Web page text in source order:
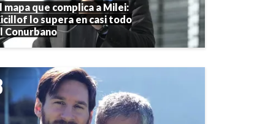
mapa que complica a Milei:
lo supera en casi todo
Conurbano